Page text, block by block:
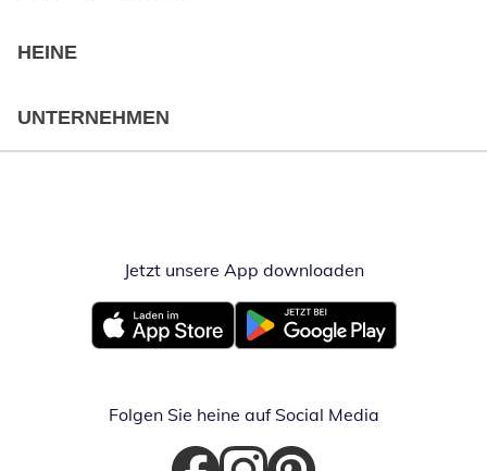
HEINE
UNTERNEHMEN
Jetzt unsere App downloadenÖffnet in
Öffnet in neuem FensterÖffnet in neuem Fenster
Folgen Sie heine auf Social Media